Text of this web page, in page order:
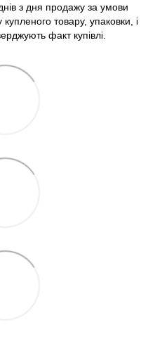
з дня продажу за умови
товару, упаковки, і
факт купівлі.